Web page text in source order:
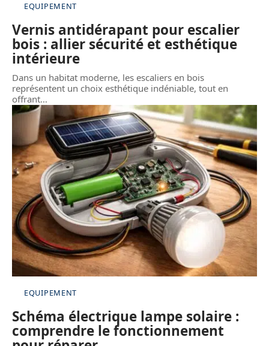
EQUIPEMENT
Vernis antidérapant pour escalier
bois : allier sécurité et esthétique
intérieure
Dans un habitat moderne, les escaliers en bois
représentent un choix esthétique indéniable, tout en
offrant…
EQUIPEMENT
Schéma électrique lampe solaire :
comprendre le fonctionnement